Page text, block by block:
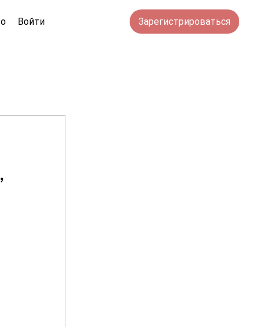
Войти Зарегистрироваться